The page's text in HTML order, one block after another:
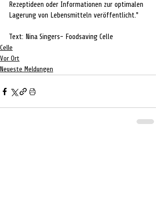
Rezeptideen oder Informationen zur optimalen
Lagerung von Lebensmitteln veröffentlicht."
Text: Nina Singers- Foodsaving Celle
Celle
Vor Ort
Neueste Meldungen